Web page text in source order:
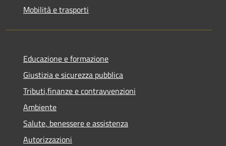
Mobilità e trasporti
Educazione e formazione
Giustizia e sicurezza pubblica
Tributi,finanze e contravvenzioni
Ambiente
Salute, benessere e assistenza
Autorizzazioni